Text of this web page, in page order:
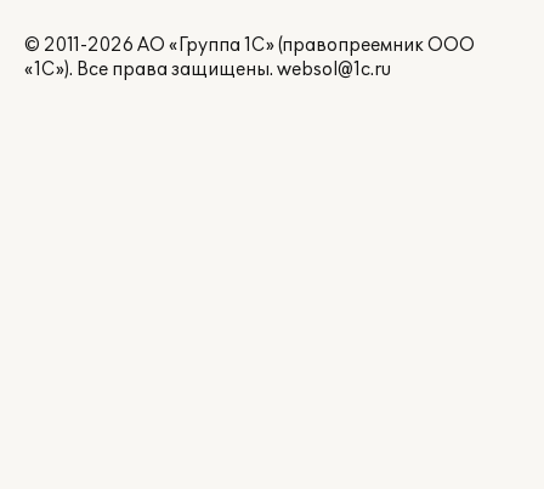
© 2011-2026 АО «Группа 1С» (правопреемник ООО
«1С»). Все права защищены. websol@1c.ru